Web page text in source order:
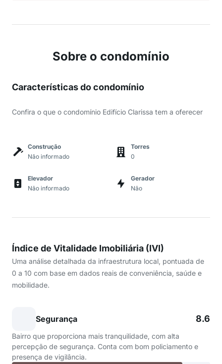
Sobre o condomínio
Características do condomínio
Confira o que o condomínio Edifício Clarissa tem a oferecer
Construção
Não informado
Torres
0
Elevador
Não informado
Gerador
Não
Índice de Vitalidade Imobiliária (IVI)
Uma análise detalhada da infraestrutura local, pontuada de
0 a 10 com base em dados reais de conveniência, saúde e
mobilidade.
Segurança 8.6
Bairro que proporciona mais tranquilidade, com alta
percepção de segurança. Conta com bom policiamento e
presença de vigilância.